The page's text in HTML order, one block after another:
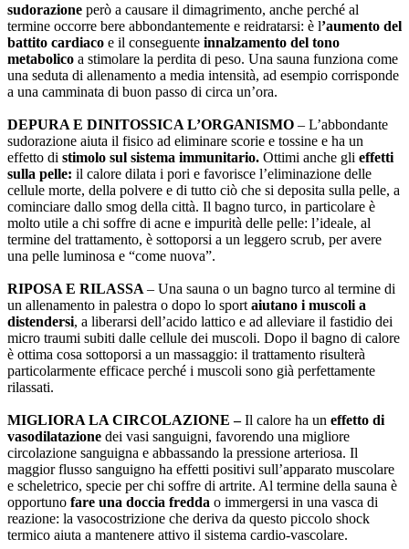
sudorazione però a causare il dimagrimento, anche perché al
termine occorre bere abbondantemente e reidratarsi: è l’aumento del
battito cardiaco e il conseguente innalzamento del tono
metabolico a stimolare la perdita di peso. Una sauna funziona come
una seduta di allenamento a media intensità, ad esempio corrisponde
a una camminata di buon passo di circa un’ora.
DEPURA E DINITOSSICA L’ORGANISMO – L’abbondante
sudorazione aiuta il fisico ad eliminare scorie e tossine e ha un
effetto di stimolo sul sistema immunitario. Ottimi anche gli effetti
sulla pelle: il calore dilata i pori e favorisce l’eliminazione delle
cellule morte, della polvere e di tutto ciò che si deposita sulla pelle, a
cominciare dallo smog della città. Il bagno turco, in particolare è
molto utile a chi soffre di acne e impurità delle pelle: l’ideale, al
termine del trattamento, è sottoporsi a un leggero scrub, per avere
una pelle luminosa e “come nuova”.
RIPOSA E RILASSA – Una sauna o un bagno turco al termine di
un allenamento in palestra o dopo lo sport aiutano i muscoli a
distendersi, a liberarsi dell’acido lattico e ad alleviare il fastidio dei
micro traumi subiti dalle cellule dei muscoli. Dopo il bagno di calore
è ottima cosa sottoporsi a un massaggio: il trattamento risulterà
particolarmente efficace perché i muscoli sono già perfettamente
rilassati.
MIGLIORA LA CIRCOLAZIONE –Il calore ha un effetto di
vasodilatazione dei vasi sanguigni, favorendo una migliore
circolazione sanguigna e abbassando la pressione arteriosa. Il
maggior flusso sanguigno ha effetti positivi sull’apparato muscolare
e scheletrico, specie per chi soffre di artrite. Al termine della sauna è
opportuno fare una doccia fredda o immergersi in una vasca di
reazione: la vasocostrizione che deriva da questo piccolo shock
termico aiuta a mantenere attivo il sistema cardio-vascolare.